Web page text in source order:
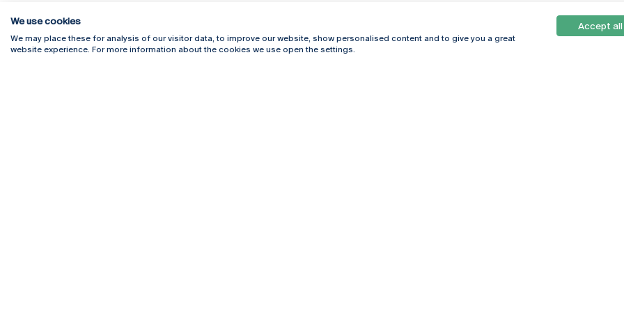
Rua Diogo Botelho 1327
Campus Online
We use cookies
We may place these for analysis of our visitor data, to improve our website, show personalised content and to give you a great
website experience. For more information about the cookies we use open the settings.
Accept all